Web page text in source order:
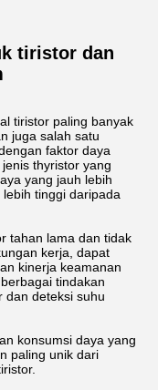
tiristor dan
tiristor paling banyak
juga salah satu
faktor daya
thyristor yang
yang jauh lebih
tinggi daripada
tahan lama dan tidak
kerja, dapat
kinerja keamanan
tindakan
dan deteksi suhu
konsumsi daya yang
paling unik dari